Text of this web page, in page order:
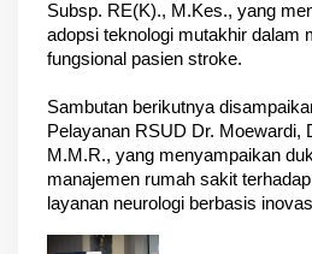
Subsp. RE(K)., M.Kes., yang
adopsi teknologi mutakhir dalam
fungsional pasien stroke.
Sambutan berikutnya
Pelayanan RSUD Dr. Moewardi,
M.M.R., yang menyampaikan
manajemen rumah sakit
layanan neurologi berbasis